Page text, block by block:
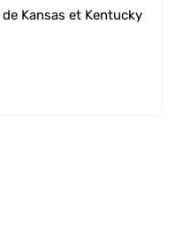
Kansas et Kentucky